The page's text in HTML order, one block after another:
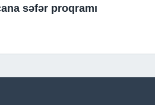
səfər proqramı